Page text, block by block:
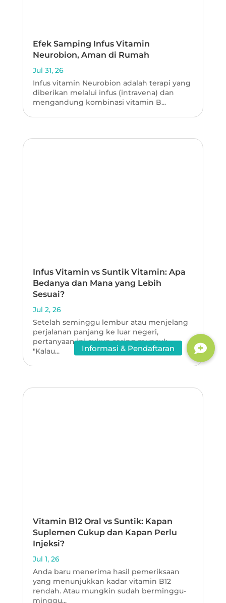
Efek Samping Infus Vitamin
Neurobion, Aman di Rumah
Jul 31, 26
Infus vitamin Neurobion adalah terapi yang
diberikan melalui infus (intravena) dan
mengandung kombinasi vitamin B...
Infus Vitamin vs Suntik Vitamin: Apa
Bedanya dan Mana yang Lebih
Sesuai?
Jul 2, 26
Setelah seminggu lembur atau menjelang
perjalanan panjang ke luar negeri,
pertanyaan ini cukup sering muncul:
"Kalau...
Vitamin B12 Oral vs Suntik: Kapan
Suplemen Cukup dan Kapan Perlu
Injeksi?
Jul 1, 26
Anda baru menerima hasil pemeriksaan
yang menunjukkan kadar vitamin B12
rendah. Atau mungkin sudah berminggu-
minggu...